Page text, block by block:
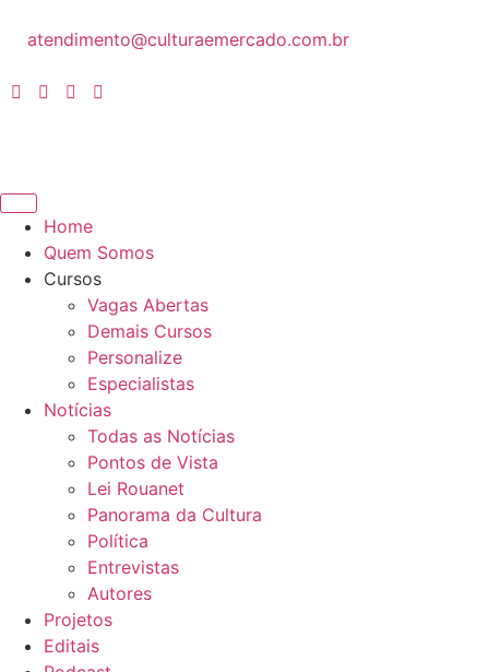
atendimento@culturaemercado.com.br
Home
Quem Somos
Cursos
Vagas Abertas
Demais Cursos
Personalize
Especialistas
Notícias
Todas as Notícias
Pontos de Vista
Lei Rouanet
Panorama da Cultura
Política
Entrevistas
Autores
Projetos
Editais